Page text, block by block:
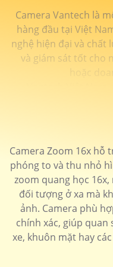
Camera Vantech là
hàng đầu tại Việt
nghệ hiện đại và chất
và giám sát tốt cho
hoặc
camera giám sát
camera HD-TVI,
Vantech được sản
đáng tin
Điểm mạnh của
tốt và hỗ trợ khách
thuật chuyên nghiệp
giải pháp camera
Nếu bạn đang tìm
tốt cho ngôi nhà hoặc
Camera Zoom 16x hỗ
phóng to và thu nhỏ
zoom quang học
đối tượng ở xa mà
ảnh. Camera phù
chính xác, giúp
xe, khuôn mặt hay